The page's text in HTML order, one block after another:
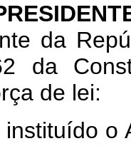
da
da
de lei:
o